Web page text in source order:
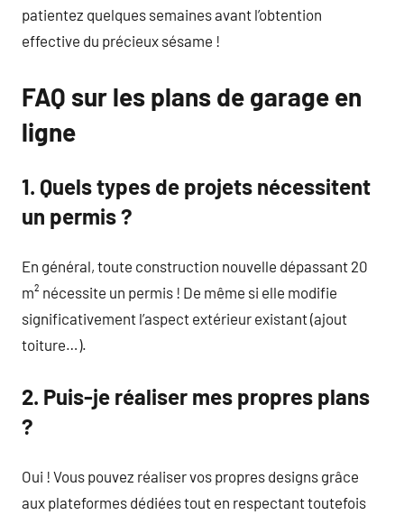
patientez quelques semaines avant l’obtention
effective du précieux sésame !
FAQ sur les plans de garage en
ligne
1. Quels types de projets nécessitent
un permis ?
En général, toute construction nouvelle dépassant 20
m² nécessite un permis ! De même si elle modifie
significativement l’aspect extérieur existant (ajout
toiture…).
2. Puis-je réaliser mes propres plans
?
Oui ! Vous pouvez réaliser vos propres designs grâce
aux plateformes dédiées tout en respectant toutefois